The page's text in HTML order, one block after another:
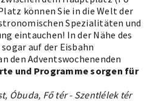
können Sie in die Welt der
Spezialitäten und
eintauchen! In der Nähe des
auf der Eisbahn
den Adventswochenenden
und Programme sorgen für
Óbuda, Fő tér - Szentlélek tér